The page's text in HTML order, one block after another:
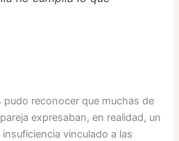
pudo reconocer que muchas de
expresaban, en realidad, un
vinculado a las